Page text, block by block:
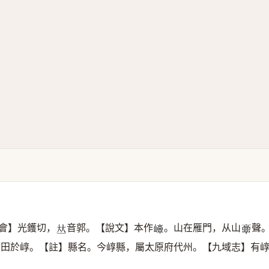
】光鑊切， 𠀤音郭。【說文】本作𡾘 。山在雁門，从山𩫖 聲
於崞。【註】縣名。今崞縣，屬太原府代州。【九域志】有崞